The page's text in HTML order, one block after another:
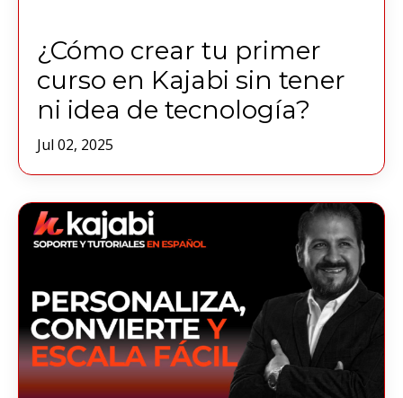
¿Cómo crear tu primer
curso en Kajabi sin tener
ni idea de tecnología?
Jul 02, 2025